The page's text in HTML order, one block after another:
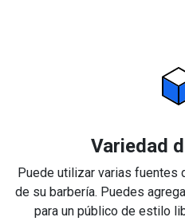
Variedad
Puede utilizar varias fuentes
de su barbería. Puedes
para un público de estilo